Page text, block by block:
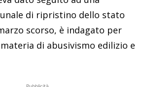
di ripristino dello stato
scorso, è indagato per
di abusivismo edilizio e